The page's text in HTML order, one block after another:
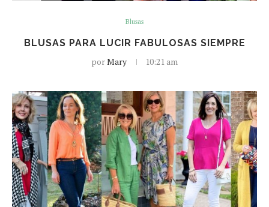
Blusas
BLUSAS PARA LUCIR FABULOSAS SIEMPRE
porMary 10:21 am